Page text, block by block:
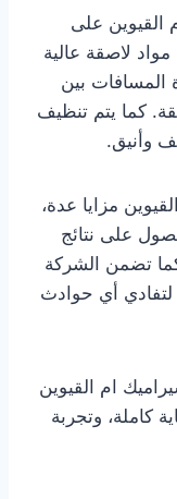
القيوين على
لاصقة عالية
المسافات بين
كما يتم تنظيف
وأنيق.
مزايا عدة،
على نتائج
تضمن الشركة
لتفادي أي حوادث
ام القيوين
كاملة، وتجربة